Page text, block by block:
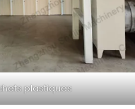
plastiques